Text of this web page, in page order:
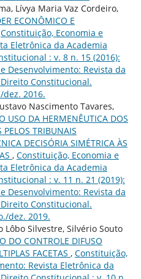
Lívya Maria Vaz Cordeiro,
ECONÔMICO E
Constituição, Economia e
Eletrônica da Academia
: v. 8 n. 15 (2016):
Desenvolvimento: Revista da
Constitucional.
dez. 2016.
Nascimento Tavares,
USO DA HERMENÊUTICA DOS
PELOS TRIBUNAIS
DECISÓRIA SIMÉTRICA ÀS
, Constituição, Economia e
Eletrônica da Academia
: v. 11 n. 21 (2019):
Desenvolvimento: Revista da
Constitucional.
dez. 2019.
Lôbo Silvestre, Silvério Souto
DO CONTROLE DIFUSO
FACETAS , Constituição,
Revista Eletrônica da